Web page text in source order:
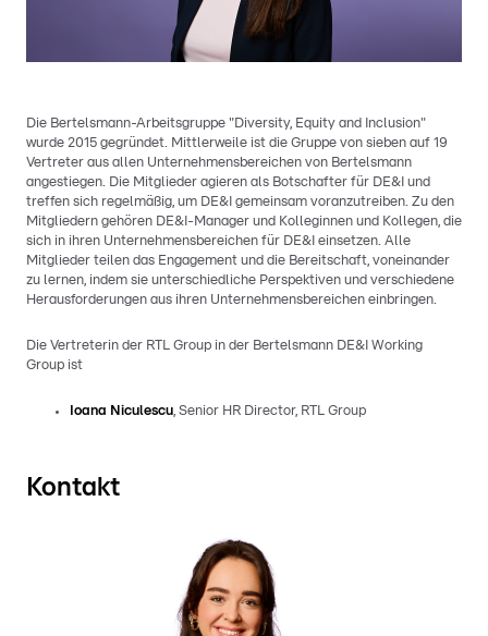
Die Bertelsmann-Arbeitsgruppe "Diversity, Equity and Inclusion"
wurde 2015 gegründet. Mittlerweile ist die Gruppe von sieben auf 19
Vertreter aus allen Unternehmensbereichen von Bertelsmann
angestiegen. Die Mitglieder agieren als Botschafter für DE&I und
treffen sich regelmäßig, um DE&I gemeinsam voranzutreiben. Zu den
Mitgliedern gehören DE&I-Manager und Kolleginnen und Kollegen, die
sich in ihren Unternehmensbereichen für DE&I einsetzen. Alle
Mitglieder teilen das Engagement und die Bereitschaft, voneinander
zu lernen, indem sie unterschiedliche Perspektiven und verschiedene
Herausforderungen aus ihren Unternehmensbereichen einbringen.
Die Vertreterin der RTL Group in der Bertelsmann DE&I Working
Group ist
Ioana Niculescu, Senior HR Director, RTL Group
Kontakt